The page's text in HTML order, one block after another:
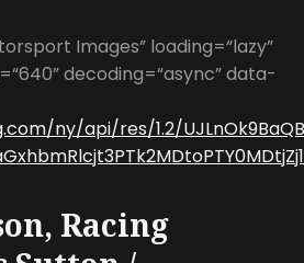
Images” loading=“lazy”
decoding=“async” data-
ny/api/res/1.2/
Racing